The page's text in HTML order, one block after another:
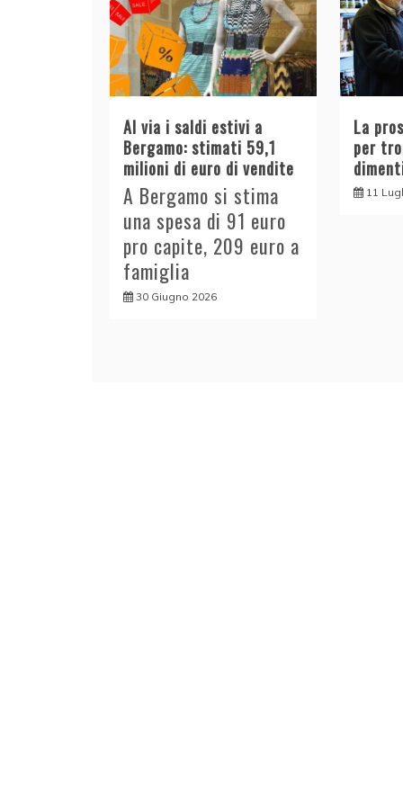
Al via i saldi estivi a
Bergamo: stimati 59,1
milioni di euro di vendite
A Bergamo si stima
una spesa di 91 euro
pro capite, 209 euro a
famiglia
30 Giugno 2026
La
per
11